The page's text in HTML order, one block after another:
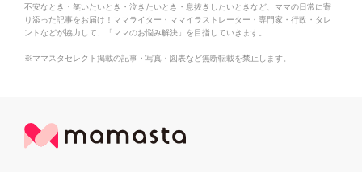
不安なとき・笑いたいとき・泣きたいとき・息抜きしたいときなど、ママの日常に寄
り添った記事をお届け！ママライター・ママイラストレーター・専門家・行政・タレ
ントなどが協力して、「ママのお悩み解決」を目指していきます。
※ママスタセレクト掲載の記事・写真・図表など無断転載を禁止します。